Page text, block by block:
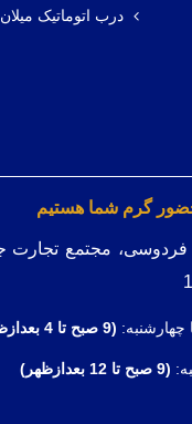
درب اتوماتیک میلان
گرم شما هستیم
چهارشنبه: (9 صبح تا 4 بعدازظهر)
(9 صبح تا 12 بعدازظهر)